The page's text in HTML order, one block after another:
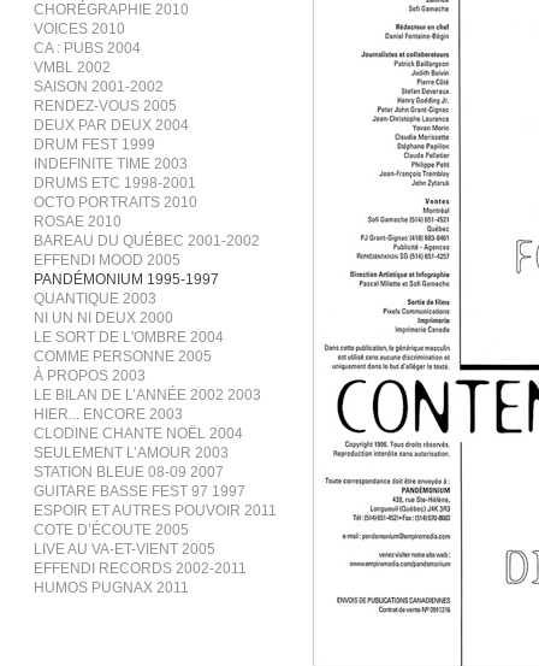
CHORÉGRAPHIE 2010
VOICES 2010
CA : PUBS 2004
VMBL 2002
SAISON 2001-2002
RENDEZ-VOUS 2005
DEUX PAR DEUX 2004
DRUM FEST 1999
INDEFINITE TIME 2003
DRUMS ETC 1998-2001
OCTO PORTRAITS 2010
ROSAE 2010
BAREAU DU QUÉBEC 2001-2002
EFFENDI MOOD 2005
PANDÉMONIUM 1995-1997
QUANTIQUE 2003
NI UN NI DEUX 2000
LE SORT DE L'OMBRE 2004
COMME PERSONNE 2005
À PROPOS 2003
LE BILAN DE L’ANNÉE 2002 2003
HIER... ENCORE 2003
CLODINE CHANTE NOËL 2004
SEULEMENT L’AMOUR 2003
STATION BLEUE 08-09 2007
GUITARE BASSE FEST 97 1997
ESPOIR ET AUTRES POUVOIR 2011
COTE D’ÉCOUTE 2005
LIVE AU VA-ET-VIENT 2005
EFFENDI RECORDS 2002-2011
HUMOS PUGNAX 2011